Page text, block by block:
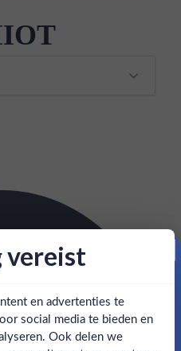
vereist
en advertenties te
social media te bieden en
Ook delen we
korting!
5% korting op je eerste